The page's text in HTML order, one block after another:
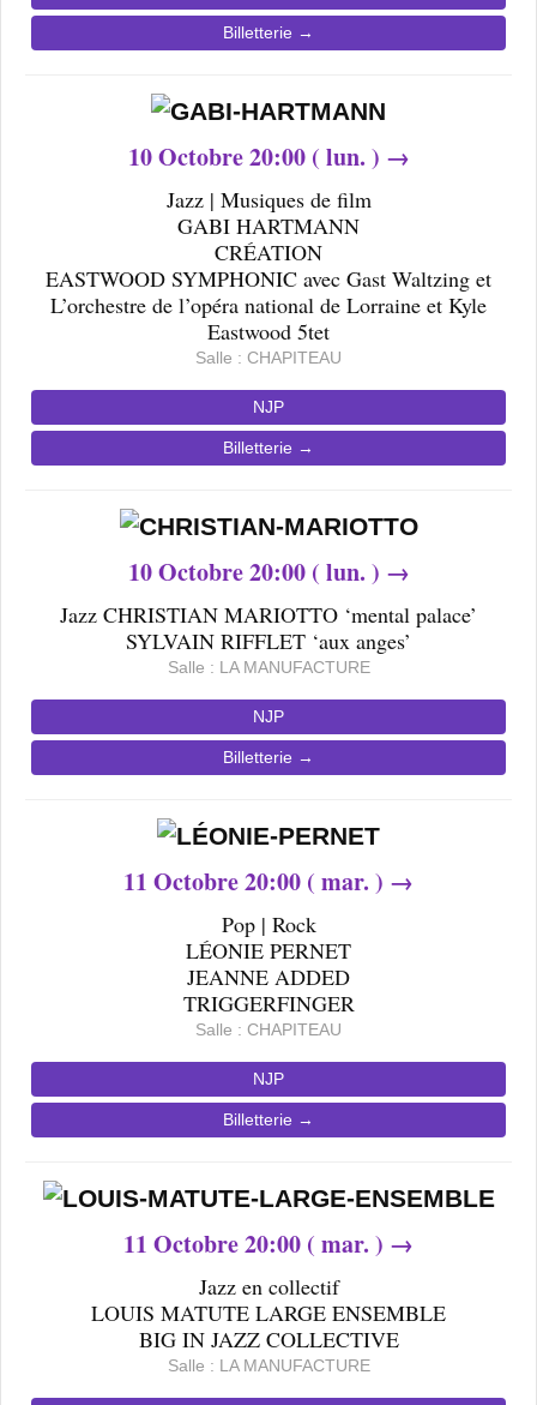
Billetterie →
10Octobre 20:00 ( lun. ) →
Jazz | Musiques de film
GABI HARTMANN
CRÉATION
EASTWOOD SYMPHONIC avec Gast Waltzing et
L’orchestre de l’opéra national de Lorraine et Kyle
Eastwood 5tet
Salle : CHAPITEAU
NJP
Billetterie →
10Octobre 20:00 ( lun. ) →
Jazz CHRISTIAN MARIOTTO ‘mental palace’
SYLVAIN RIFFLET ‘aux anges’
Salle : LA MANUFACTURE
NJP
Billetterie →
11 Octobre 20:00 ( mar. ) →
Pop | Rock
LÉONIE PERNET
JEANNE ADDED
TRIGGERFINGER
Salle : CHAPITEAU
NJP
Billetterie →
11 Octobre20:00 ( mar. ) →
Jazz en collectif
LOUIS MATUTE LARGE ENSEMBLE
BIG IN JAZZ COLLECTIVE
Salle : LA MANUFACTURE